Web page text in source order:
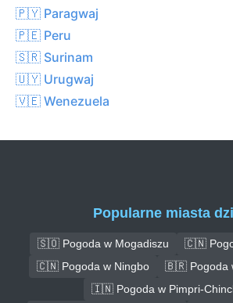
🇵🇾 Paragwaj
🇵🇪 Peru
🇸🇷 Surinam
🇺🇾 Urugwaj
🇻🇪 Wenezuela
Popularne miasta
🇸🇴 Pogoda w Mogadiszu
🇨🇳
🇨🇳 Pogoda w Ningbo
🇧🇷 Pogoda
🇮🇳 Pogoda w Pimpri-